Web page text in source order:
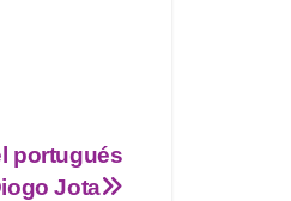
portugués
Jota